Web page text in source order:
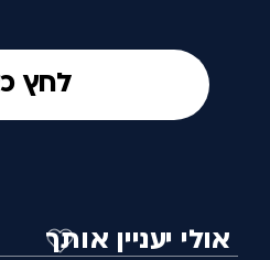
לחץ
אולי יעניין אותך